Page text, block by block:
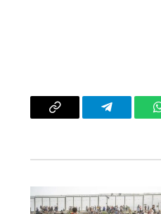
واتساب تيلقرام
Copy